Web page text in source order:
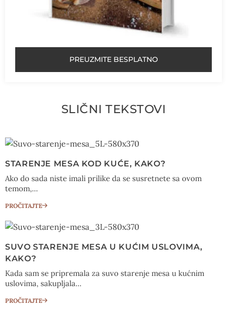
PREUZMITE BESPLATNO
SLIČNI TEKSTOVI
STARENJE MESA KOD KUĆE, KAKO?
Ako do sada niste imali prilike da se susretnete sa ovom
temom,...
PROČITAJTE
SUVO STARENJE MESA U KUĆIM USLOVIMA,
KAKO?
Kada sam se pripremala za suvo starenje mesa u kućnim
uslovima, sakupljala...
PROČITAJTE